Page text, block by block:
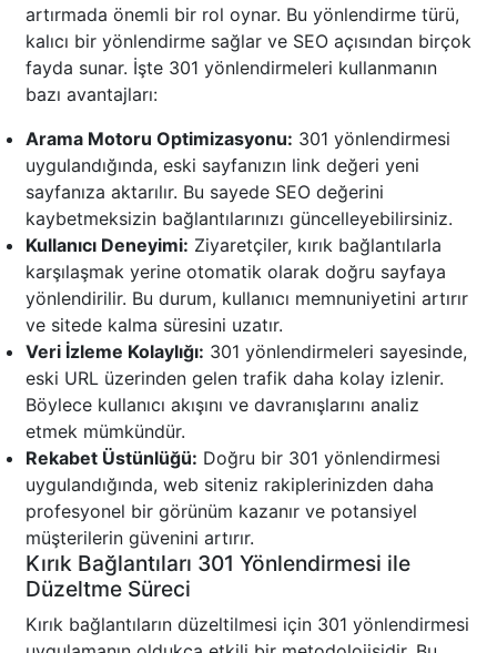
artırmada önemli bir rol oynar. Bu yönlendirme türü,
kalıcı bir yönlendirme sağlar ve SEO açısından birçok
fayda sunar. İşte 301 yönlendirmeleri kullanmanın
bazı avantajları:
Arama Motoru Optimizasyonu: 301 yönlendirmesi
uygulandığında, eski sayfanızın link değeri yeni
sayfanıza aktarılır. Bu sayede SEO değerini
kaybetmeksizin bağlantılarınızı güncelleyebilirsiniz.
Kullanıcı Deneyimi: Ziyaretçiler, kırık bağlantılarla
karşılaşmak yerine otomatik olarak doğru sayfaya
yönlendirilir. Bu durum, kullanıcı memnuniyetini artırır
ve sitede kalma süresini uzatır.
Veri İzleme Kolaylığı: 301 yönlendirmeleri sayesinde,
eski URL üzerinden gelen trafik daha kolay izlenir.
Böylece kullanıcı akışını ve davranışlarını analiz
etmek mümkündür.
Rekabet Üstünlüğü: Doğru bir 301 yönlendirmesi
uygulandığında, web siteniz rakiplerinizden daha
profesyonel bir görünüm kazanır ve potansiyel
müşterilerin güvenini artırır.
Kırık Bağlantıları 301 Yönlendirmesi ile
Düzeltme Süreci
Kırık bağlantıların düzeltilmesi için 301 yönlendirmesi